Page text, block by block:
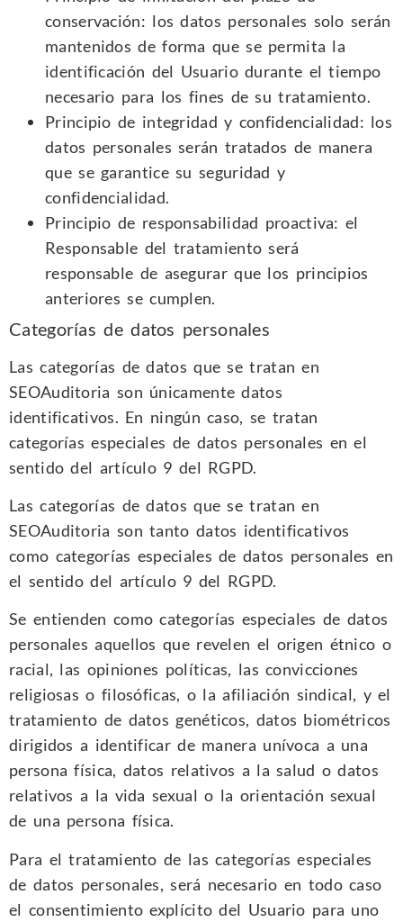
conservación: los datos personales solo serán
mantenidos de forma que se permita la
identificación del Usuario durante el tiempo
necesario para los fines de su tratamiento.
Principio de integridad y confidencialidad: los
datos personales serán tratados de manera
que se garantice su seguridad y
confidencialidad.
Principio de responsabilidad proactiva: el
Responsable del tratamiento será
responsable de asegurar que los principios
anteriores se cumplen.
Categorías de datos personales
Las categorías de datos que se tratan en
SEOAuditoria son únicamente datos
identificativos. En ningún caso, se tratan
categorías especiales de datos personales en el
sentido del artículo 9 del RGPD.
Las categorías de datos que se tratan en
SEOAuditoria son tanto datos identificativos
como categorías especiales de datos personales en
el sentido del artículo 9 del RGPD.
Se entienden como categorías especiales de datos
personales aquellos que revelen el origen étnico o
racial, las opiniones políticas, las convicciones
religiosas o filosóficas, o la afiliación sindical, y el
tratamiento de datos genéticos, datos biométricos
dirigidos a identificar de manera unívoca a una
persona física, datos relativos a la salud o datos
relativos a la vida sexual o la orientación sexual
de una persona física.
Para el tratamiento de las categorías especiales
de datos personales, será necesario en todo caso
el consentimiento explícito del Usuario para uno